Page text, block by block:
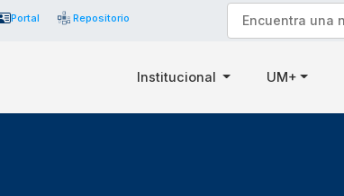
Portal Repositorio
Institucional UM+